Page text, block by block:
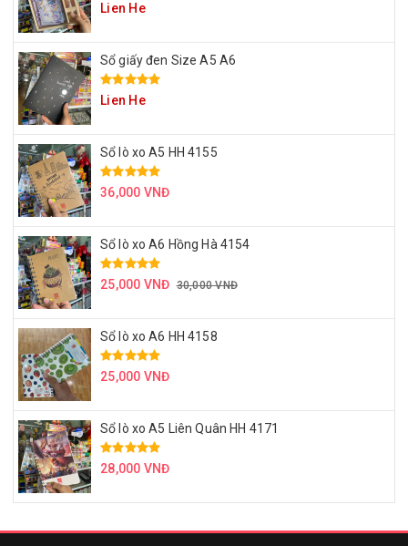
Lien He
Sổ giấy đen Size A5 A6
Lien He
Sổ lò xo A5 HH 4155
36,000 VNĐ
Sổ lò xo A6 Hồng Hà 4154
25,000 VNĐ 30,000 VNĐ
Sổ lò xo A6 HH 4158
25,000 VNĐ
Sổ lò xo A5 Liên Quân HH 4171
28,000 VNĐ